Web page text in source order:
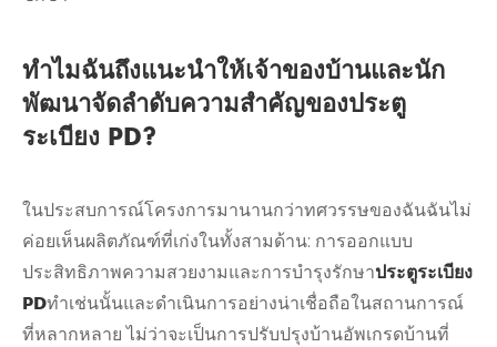
ทำไมฉันถึงแนะนำให้เจ้าของบ้านและนัก
พัฒนาจัดลำดับความสำคัญของประตู
ระเบียง PD?
ในประสบการณ์โครงการมานานกว่าทศวรรษของฉันฉันไม่
ค่อยเห็นผลิตภัณฑ์ที่เก่งในทั้งสามด้าน: การออกแบบ
ประสิทธิภาพความสวยงามและการบำรุงรักษาประตูระเบียง
PDทำเช่นนั้นและดำเนินการอย่างน่าเชื่อถือในสถานการณ์
ที่หลากหลาย ไม่ว่าจะเป็นการปรับปรุงบ้านอัพเกรดบ้านที่